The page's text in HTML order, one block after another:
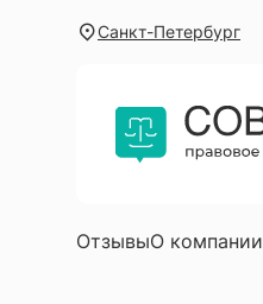
Санкт-Петербург
ОтзывыО компании